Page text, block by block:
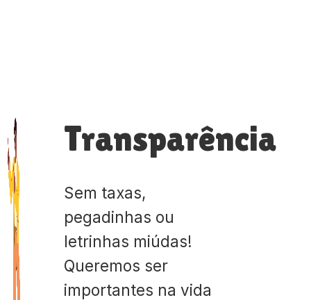
Transparência
Sem taxas,
pegadinhas ou
letrinhas miúdas!
Queremos ser
importantes na vida